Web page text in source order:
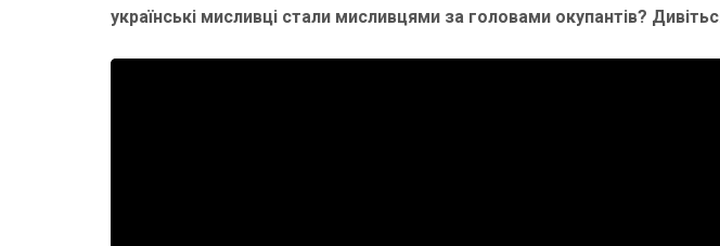
українські мисливці стали мисливцями за головами окупантів?